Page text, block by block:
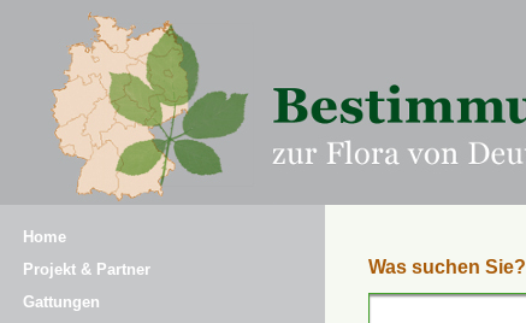
Home
Projekt & Partner
Gattungen
Was suchen Sie?